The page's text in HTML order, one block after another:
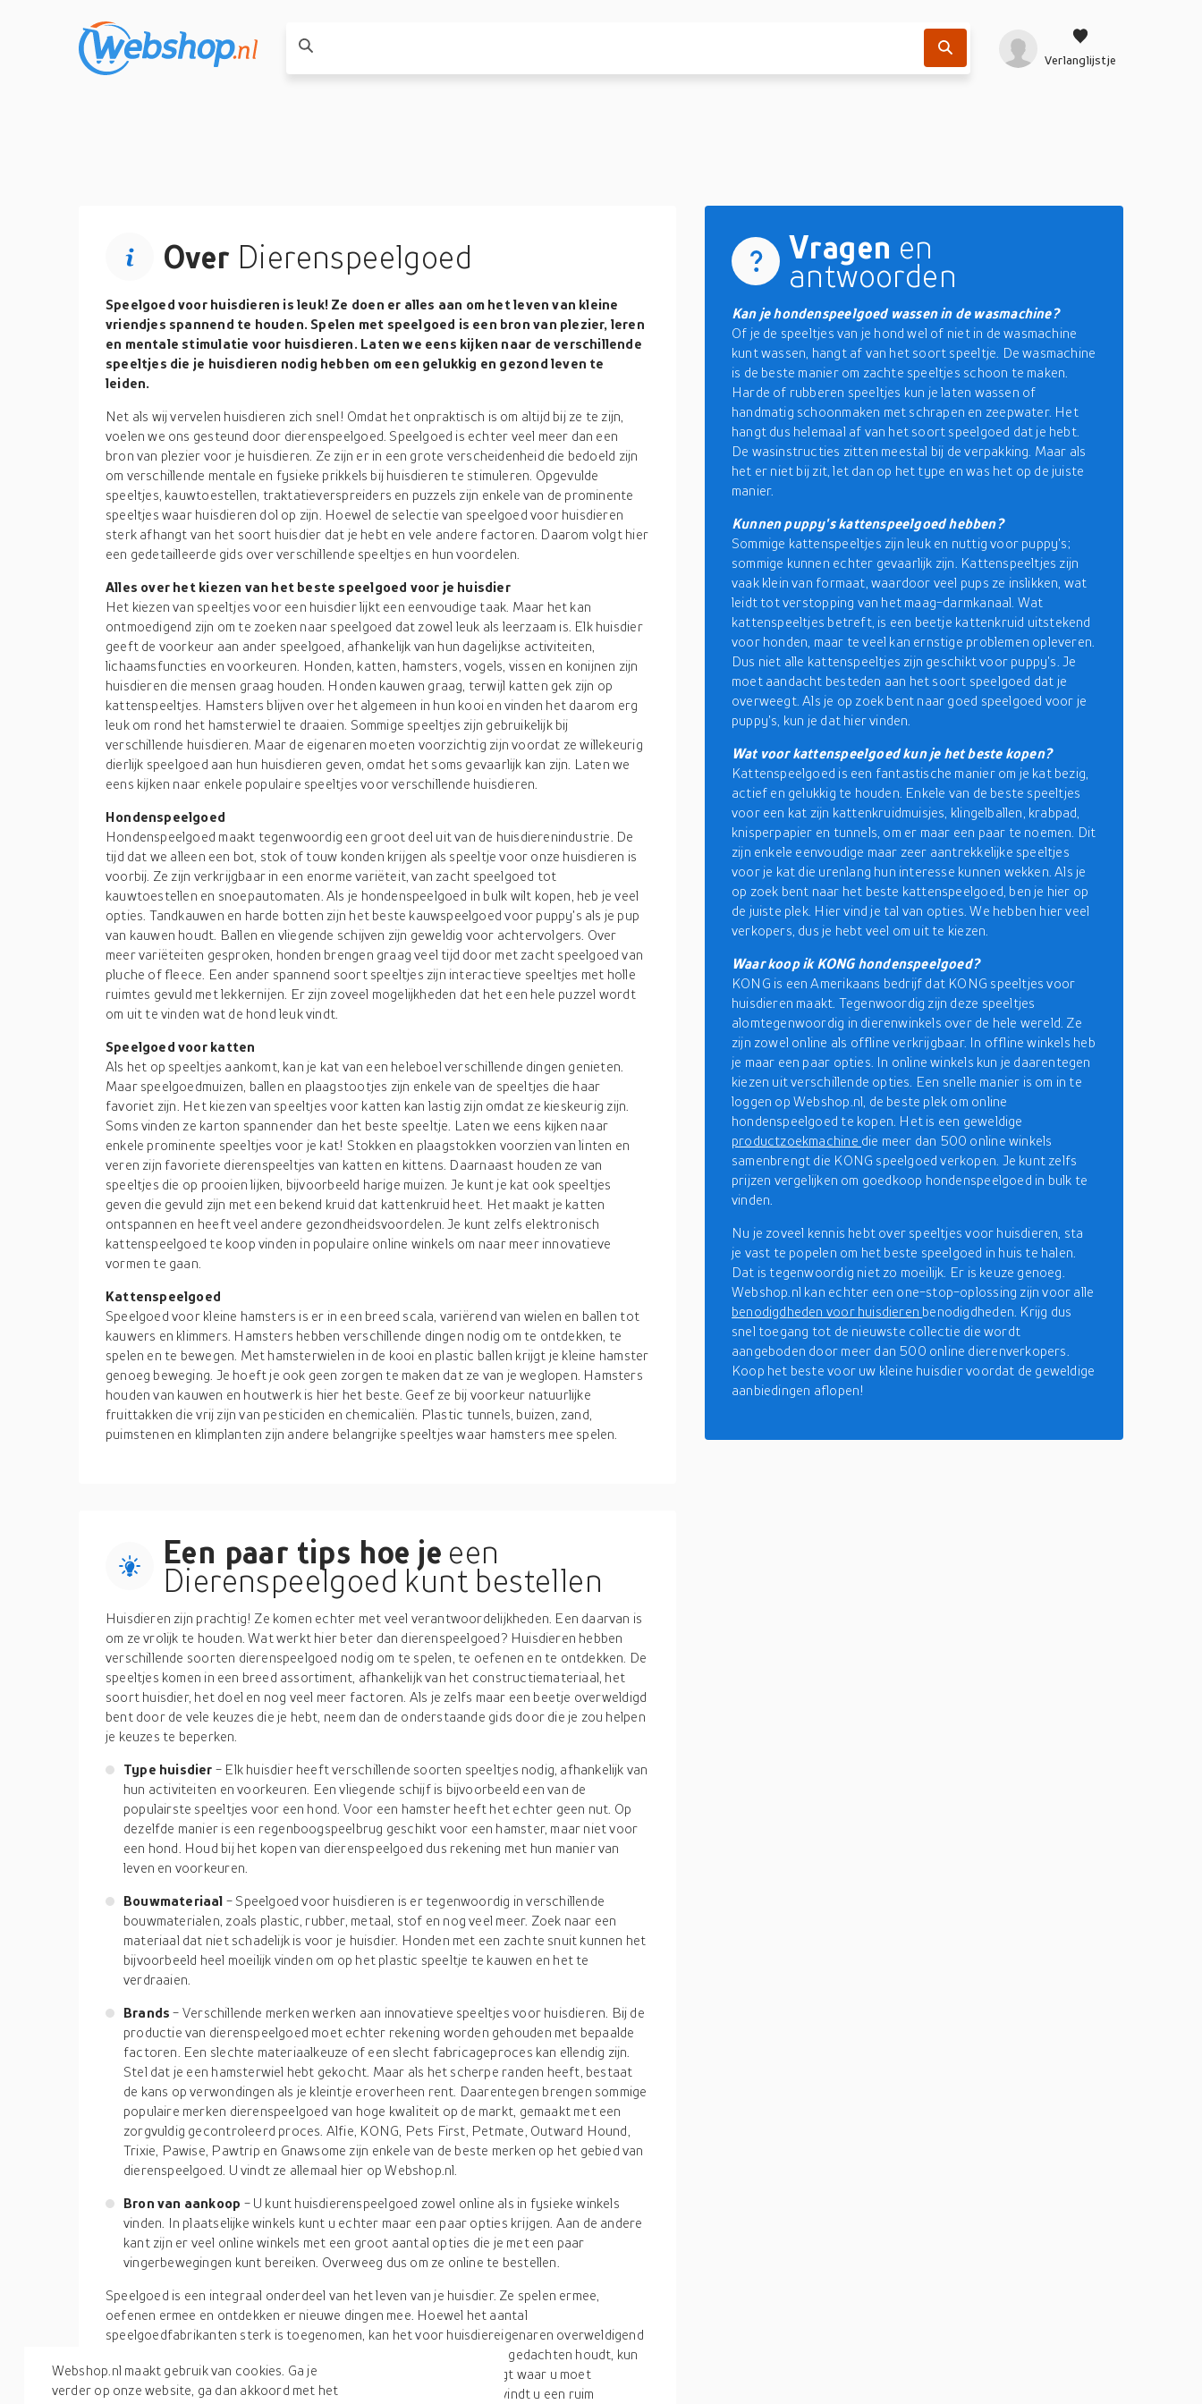
Verlanglijstje
Over Dierenspeelgoed
Speelgoed voor huisdieren is leuk! Ze doen er alles aan om het leven van kleine
vriendjes spannend te houden. Spelen met speelgoed is een bron van plezier, leren
en mentale stimulatie voor huisdieren. Laten we eens kijken naar de verschillende
speeltjes die je huisdieren nodig hebben om een gelukkig en gezond leven te
leiden.
Net als wij vervelen huisdieren zich snel! Omdat het onpraktisch is om altijd bij ze te zijn,
voelen we ons gesteund door dierenspeelgoed. Speelgoed is echter veel meer dan een
bron van plezier voor je huisdieren. Ze zijn er in een grote verscheidenheid die bedoeld zijn
om verschillende mentale en fysieke prikkels bij huisdieren te stimuleren. Opgevulde
speeltjes, kauwtoestellen, traktatieverspreiders en puzzels zijn enkele van de prominente
speeltjes waar huisdieren dol op zijn. Hoewel de selectie van speelgoed voor huisdieren
sterk afhangt van het soort huisdier dat je hebt en vele andere factoren. Daarom volgt hier
een gedetailleerde gids over verschillende speeltjes en hun voordelen.
Alles over het kiezen van het beste speelgoed voor je huisdier
Het kiezen van speeltjes voor een huisdier lijkt een eenvoudige taak. Maar het kan
ontmoedigend zijn om te zoeken naar speelgoed dat zowel leuk als leerzaam is. Elk huisdier
geeft de voorkeur aan ander speelgoed, afhankelijk van hun dagelijkse activiteiten,
lichaamsfuncties en voorkeuren. Honden, katten, hamsters, vogels, vissen en konijnen zijn
huisdieren die mensen graag houden. Honden kauwen graag, terwijl katten gek zijn op
kattenspeeltjes. Hamsters blijven over het algemeen in hun kooi en vinden het daarom erg
leuk om rond het hamsterwiel te draaien. Sommige speeltjes zijn gebruikelijk bij
verschillende huisdieren. Maar de eigenaren moeten voorzichtig zijn voordat ze willekeurig
dierlijk speelgoed aan hun huisdieren geven, omdat het soms gevaarlijk kan zijn. Laten we
eens kijken naar enkele populaire speeltjes voor verschillende huisdieren.
Hondenspeelgoed
Hondenspeelgoed maakt tegenwoordig een groot deel uit van de huisdierenindustrie. De
tijd dat we alleen een bot, stok of touw konden krijgen als speeltje voor onze huisdieren is
voorbij. Ze zijn verkrijgbaar in een enorme variëteit, van zacht speelgoed tot
kauwtoestellen en snoepautomaten. Als je hondenspeelgoed in bulk wilt kopen, heb je veel
opties. Tandkauwen en harde botten zijn het beste kauwspeelgoed voor puppy's als je pup
van kauwen houdt. Ballen en vliegende schijven zijn geweldig voor achtervolgers. Over
meer variëteiten gesproken, honden brengen graag veel tijd door met zacht speelgoed van
pluche of fleece. Een ander spannend soort speeltjes zijn interactieve speeltjes met holle
ruimtes gevuld met lekkernijen. Er zijn zoveel mogelijkheden dat het een hele puzzel wordt
om uit te vinden wat de hond leuk vindt.
Speelgoed voor katten
Als het op speeltjes aankomt, kan je kat van een heleboel verschillende dingen genieten.
Maar speelgoedmuizen, ballen en plaagstootjes zijn enkele van de speeltjes die haar
favoriet zijn. Het kiezen van speeltjes voor katten kan lastig zijn omdat ze kieskeurig zijn.
Soms vinden ze karton spannender dan het beste speeltje. Laten we eens kijken naar
enkele prominente speeltjes voor je kat! Stokken en plaagstokken voorzien van linten en
veren zijn favoriete dierenspeeltjes van katten en kittens. Daarnaast houden ze van
speeltjes die op prooien lijken, bijvoorbeeld harige muizen. Je kunt je kat ook speeltjes
geven die gevuld zijn met een bekend kruid dat kattenkruid heet. Het maakt je katten
ontspannen en heeft veel andere gezondheidsvoordelen. Je kunt zelfs elektronisch
kattenspeelgoed te koop vinden in populaire online winkels om naar meer innovatieve
vormen te gaan.
Kattenspeelgoed
Speelgoed voor kleine hamsters is er in een breed scala, variërend van wielen en ballen tot
kauwers en klimmers. Hamsters hebben verschillende dingen nodig om te ontdekken, te
spelen en te bewegen. Met hamsterwielen in de kooi en plastic ballen krijgt je kleine hamster
genoeg beweging. Je hoeft je ook geen zorgen te maken dat ze van je weglopen. Hamsters
houden van kauwen en houtwerk is hier het beste. Geef ze bij voorkeur natuurlijke
fruittakken die vrij zijn van pesticiden en chemicaliën. Plastic tunnels, buizen, zand,
puimstenen en klimplanten zijn andere belangrijke speeltjes waar hamsters mee spelen.
Een paar tips hoe je een
Dierenspeelgoed kunt bestellen
Huisdieren zijn prachtig! Ze komen echter met veel verantwoordelijkheden. Een daarvan is
om ze vrolijk te houden. Wat werkt hier beter dan dierenspeelgoed? Huisdieren hebben
verschillende soorten dierenspeelgoed nodig om te spelen, te oefenen en te ontdekken. De
speeltjes komen in een breed assortiment, afhankelijk van het constructiemateriaal, het
soort huisdier, het doel en nog veel meer factoren. Als je zelfs maar een beetje overweldigd
bent door de vele keuzes die je hebt, neem dan de onderstaande gids door die je zou helpen
je keuzes te beperken.
Type huisdier - Elk huisdier heeft verschillende soorten speeltjes nodig, afhankelijk van
hun activiteiten en voorkeuren. Een vliegende schijf is bijvoorbeeld een van de
populairste speeltjes voor een hond. Voor een hamster heeft het echter geen nut. Op
dezelfde manier is een regenboogspeelbrug geschikt voor een hamster, maar niet voor
een hond. Houd bij het kopen van dierenspeelgoed dus rekening met hun manier van
leven en voorkeuren.
Bouwmateriaal - Speelgoed voor huisdieren is er tegenwoordig in verschillende
bouwmaterialen, zoals plastic, rubber, metaal, stof en nog veel meer. Zoek naar een
materiaal dat niet schadelijk is voor je huisdier. Honden met een zachte snuit kunnen het
bijvoorbeeld heel moeilijk vinden om op het plastic speeltje te kauwen en het te
verdraaien.
Brands- Verschillende merken werken aan innovatieve speeltjes voor huisdieren. Bij de
productie van dierenspeelgoed moet echter rekening worden gehouden met bepaalde
factoren. Een slechte materiaalkeuze of een slecht fabricageproces kan ellendig zijn.
Stel dat je een hamsterwiel hebt gekocht. Maar als het scherpe randen heeft, bestaat
de kans op verwondingen als je kleintje eroverheen rent. Daarentegen brengen sommige
populaire merken dierenspeelgoed van hoge kwaliteit op de markt, gemaakt met een
zorgvuldig gecontroleerd proces. Alfie, KONG, Pets First, Petmate, Outward Hound,
Trixie, Pawise, Pawtrip en Gnawsome zijn enkele van de beste merken op het gebied van
dierenspeelgoed. U vindt ze allemaal hier op Webshop.nl.
Bron van aankoop - U kunt huisdierenspeelgoed zowel online als in fysieke winkels
vinden. In plaatselijke winkels kunt u echter maar een paar opties krijgen. Aan de andere
kant zijn er veel online winkels met een groot aantal opties die je met een paar
vingerbewegingen kunt bereiken. Overweeg dus om ze online te bestellen.
Speelgoed is een integraal onderdeel van het leven van je huisdier. Ze spelen ermee,
oefenen ermee en ontdekken er nieuwe dingen mee. Hoewel het aantal
speelgoedfabrikanten sterk is toegenomen, kan het voor huisdiereigenaren overweldigend
zijn om er een uit te kiezen. Als je de bovenstaande overwegingen in gedachten houdt, kun
je het proces soepeler laten verlopen. Als u zich nog steeds afvraagt waar u moet
beginnen, log dan in op Webshop.nl. Op onze productzoekmachine vindt u een ruim
Vragen en
antwoorden
Kan je hondenspeelgoed wassen in de wasmachine?
Of je de speeltjes van je hond wel of niet in de wasmachine
kunt wassen, hangt af van het soort speeltje. De wasmachine
is de beste manier om zachte speeltjes schoon te maken.
Harde of rubberen speeltjes kun je laten wassen of
handmatig schoonmaken met schrapen en zeepwater. Het
hangt dus helemaal af van het soort speelgoed dat je hebt.
De wasinstructies zitten meestal bij de verpakking. Maar als
het er niet bij zit, let dan op het type en was het op de juiste
manier.
Kunnen puppy's kattenspeelgoed hebben?
Sommige kattenspeeltjes zijn leuk en nuttig voor puppy's;
sommige kunnen echter gevaarlijk zijn. Kattenspeeltjes zijn
vaak klein van formaat, waardoor veel pups ze inslikken, wat
leidt tot verstopping van het maag-darmkanaal. Wat
kattenspeeltjes betreft, is een beetje kattenkruid uitstekend
voor honden, maar te veel kan ernstige problemen opleveren.
Dus niet alle kattenspeeltjes zijn geschikt voor puppy's. Je
moet aandacht besteden aan het soort speelgoed dat je
overweegt. Als je op zoek bent naar goed speelgoed voor je
puppy's, kun je dat hier vinden.
Wat voor kattenspeelgoed kun je het beste kopen?
Kattenspeelgoed is een fantastische manier om je kat bezig,
actief en gelukkig te houden. Enkele van de beste speeltjes
voor een kat zijn kattenkruidmuisjes, klingelballen, krabpad,
knisperpapier en tunnels, om er maar een paar te noemen. Dit
zijn enkele eenvoudige maar zeer aantrekkelijke speeltjes
voor je kat die urenlang hun interesse kunnen wekken. Als je
op zoek bent naar het beste kattenspeelgoed, ben je hier op
de juiste plek. Hier vind je tal van opties. We hebben hier veel
verkopers, dus je hebt veel om uit te kiezen.
Waar koop ik KONG hondenspeelgoed?
KONG is een Amerikaans bedrijf dat KONG speeltjes voor
huisdieren maakt. Tegenwoordig zijn deze speeltjes
alomtegenwoordig in dierenwinkels over de hele wereld. Ze
zijn zowel online als offline verkrijgbaar. In offline winkels heb
je maar een paar opties. In online winkels kun je daarentegen
kiezen uit verschillende opties. Een snelle manier is om in te
loggen op Webshop.nl, de beste plek om online
hondenspeelgoed te kopen. Het is een geweldige
productzoekmachine die meer dan 500 online winkels
samenbrengt die KONG speelgoed verkopen. Je kunt zelfs
prijzen vergelijken om goedkoop hondenspeelgoed in bulk te
vinden.
Nu je zoveel kennis hebt over speeltjes voor huisdieren, sta
je vast te popelen om het beste speelgoed in huis te halen.
Dat is tegenwoordig niet zo moeilijk. Er is keuze genoeg.
Webshop.nl kan echter een one-stop-oplossing zijn voor alle
benodigdheden voor huisdieren benodigdheden. Krijg dus
snel toegang tot de nieuwste collectie die wordt
aangeboden door meer dan 500 online dierenverkopers.
Koop het beste voor uw kleine huisdier voordat de geweldige
aanbiedingen aflopen!
Webshop.nl maakt gebruik van cookies. Ga je
verder op onze website, ga dan akkoord met het